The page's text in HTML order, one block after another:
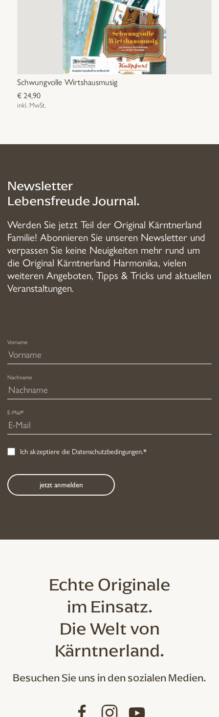
Schwungvolle Wirtshausmusig
€ 24,90
inkl. MwSt.
Newsletter
Lebensfreude Journal.
Werden Sie jetzt Teil der Original Kärntnerland
Familie! Abonnieren Sie unseren Newsletter und
verpassen Sie keine Neuigkeiten mehr rund um
die Original Kärntnerland Harmonika, vielen
weiteren Angeboten, Tipps & Tricks und aktuellen
Veranstaltungen.
Vorname
Nachname
E-Mail*
Ich akzeptiere die Datenschutzbedingungen.*
Echte Originale
im Einsatz.
Die Welt von
Kärntnerland.
Besuchen Sie uns in den sozialen Medien.